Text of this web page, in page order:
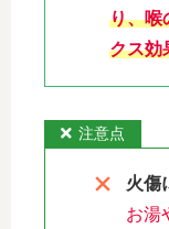
り、喉
クス効
注意点
火傷
お湯